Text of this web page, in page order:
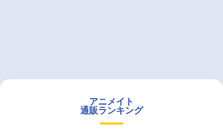
アニメイト
通販ランキング